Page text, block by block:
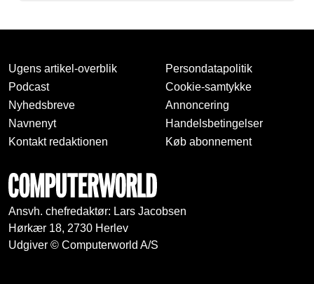
Ugens artikel-overblik
Podcast
Nyhedsbreve
Navnenyt
Kontakt redaktionen
Persondatapolitik
Cookie-samtykke
Annoncering
Handelsbetingelser
Køb abonnement
Ansvh. chefredaktør: Lars Jacobsen
Hørkær 18, 2730 Herlev
Udgiver © Computerworld A/S